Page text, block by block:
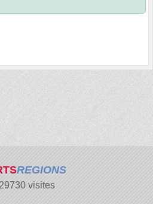
REGIONS
29730visites